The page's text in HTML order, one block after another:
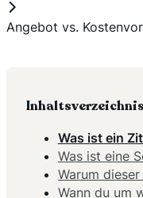
Angebot vs.
Inhaltsverzeichnis
Was ist ein
Was ist eine
Warum
Wann du um